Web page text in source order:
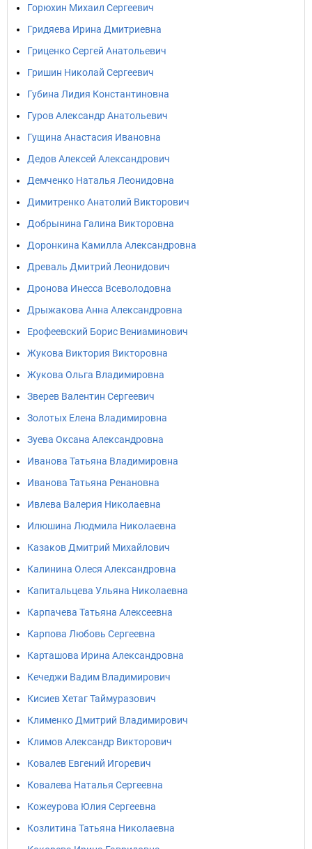
Горюхин Михаил Сергеевич
Гридяева Ирина Дмитриевна
Гриценко Сергей Анатольевич
Гришин Николай Сергеевич
Губина Лидия Константиновна
Гуров Александр Анатольевич
Гущина Анастасия Ивановна
Дедов Алексей Александрович
Демченко Наталья Леонидовна
Димитренко Анатолий Викторович
Добрынина Галина Викторовна
Доронкина Камилла Александровна
Древаль Дмитрий Леонидович
Дронова Инесса Всеволодовна
Дрыжакова Анна Александровна
Ерофеевский Борис Вениаминович
Жукова Виктория Викторовна
Жукова Ольга Владимировна
Зверев Валентин Сергеевич
Золотых Елена Владимировна
Зуева Оксана Александровна
Иванова Татьяна Владимировна
Иванова Татьяна Ренановна
Ивлева Валерия Николаевна
Илюшина Людмила Николаевна
Казаков Дмитрий Михайлович
Калинина Олеся Александровна
Капитальцева Ульяна Николаевна
Карпачева Татьяна Алексеевна
Карпова Любовь Сергеевна
Карташова Ирина Александровна
Кечеджи Вадим Владимирович
Кисиев Хетаг Таймуразович
Клименко Дмитрий Владимирович
Климов Александр Викторович
Ковалев Евгений Игоревич
Ковалева Наталья Сергеевна
Кожеурова Юлия Сергеевна
Козлитина Татьяна Николаевна